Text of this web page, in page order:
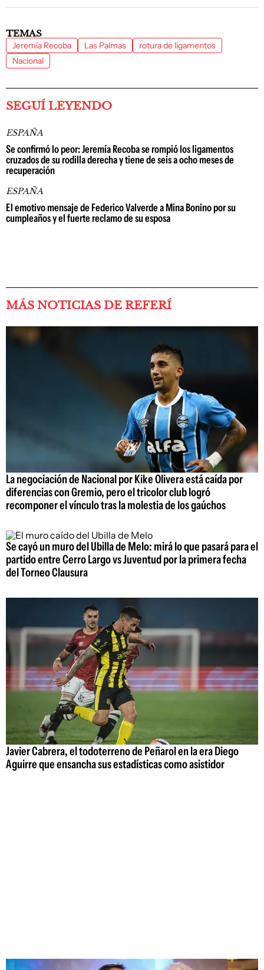
TEMAS
Jeremía Recoba Las Palmas
rotura de ligamentos
Nacional
SEGUÍ LEYENDO
ESPAÑA
Se confirmó lo peor: Jeremía Recoba se rompió los ligamentos
cruzados de su rodilla derecha y tiene de seis a ocho meses de
recuperación
ESPAÑA
El emotivo mensaje de Federico Valverde a Mina Bonino por su
cumpleaños y el fuerte reclamo de su esposa
MÁS NOTICIAS DE REFERÍ
La negociación de Nacional por Kike Olivera está caída por
diferencias con Gremio, pero el tricolor club logró
recomponer el vínculo tras la molestia de los gaúchos
Se cayó un muro del Ubilla de Melo: mirá lo que pasará para el
partido entre Cerro Largo vs Juventud por la primera fecha
del Torneo Clausura
Javier Cabrera, el todoterreno de Peñarol en la era Diego
Aguirre que ensancha sus estadísticas como asistidor